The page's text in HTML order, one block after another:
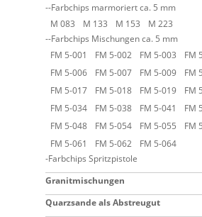
Farbchips marmoriert ca. 5 mm
M 083
M 133 M 153
M 223
Farbchips Mischungen ca. 5 mm
FM 5-001
FM 5-002 FM 5-003 FM
FM 5-006
FM 5-007 FM 5-009 FM
FM 5-017
FM 5-018 FM 5-019 FM
FM 5-034
FM 5-038 FM 5-041 FM
FM 5-048
FM 5-054 FM 5-055 FM
FM 5-061
FM 5-062
FM 5-064
Farbchips Spritzpistole
Granitmischungen
Quarzsande als Abstreugut